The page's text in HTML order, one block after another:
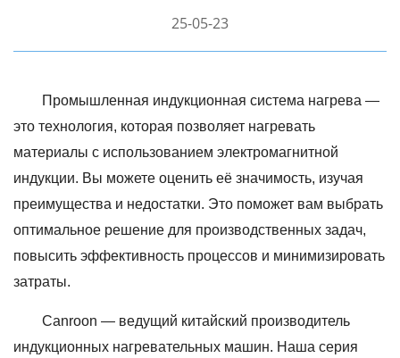
25-05-23
Промышленная индукционная система нагрева —
это технология, которая позволяет нагревать
материалы с использованием электромагнитной
индукции. Вы можете оценить её значимость, изучая
преимущества и недостатки. Это поможет вам выбрать
оптимальное решение для производственных задач,
повысить эффективность процессов и минимизировать
затраты.
Canroon — ведущий китайский производитель
индукционных нагревательных машин. Наша серия